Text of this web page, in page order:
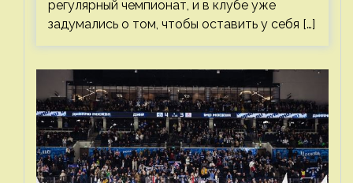
регулярный чемпионат, и в клубе уже
задумались о том, чтобы оставить у себя […]